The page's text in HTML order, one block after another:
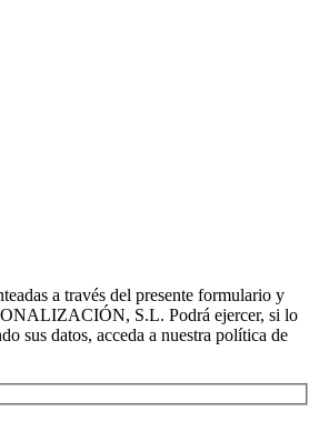
a través del presente formulario y
S.L. Podrá ejercer, si lo
sus datos, acceda a nuestra política de